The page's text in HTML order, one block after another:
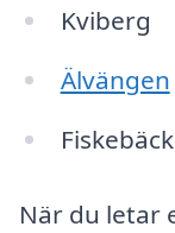
Kviberg
Älvängen
Fiskebäck
När du letar